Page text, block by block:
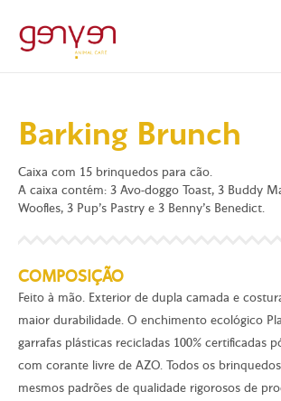
Barking Brunch
Caixa com 15 brinquedos para cão.
A caixa contém: 3 Avo-doggo Toast, 3 Buddy
Woofles, 3 Pup’s Pastry e 3 Benny’s Benedict.
COMPOSIÇÃO
Feito à mão. Exterior de dupla camada e
maior durabilidade. O enchimento ecológico
garrafas plásticas recicladas 100% certificadas
com corante livre de AZO. Todos os
mesmos padrões de qualidade rigorosos de